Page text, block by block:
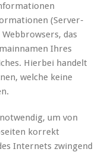
(Server-
das
Ihres
Hierbei handelt
welche keine
um von
korrekt
Internets zwingend